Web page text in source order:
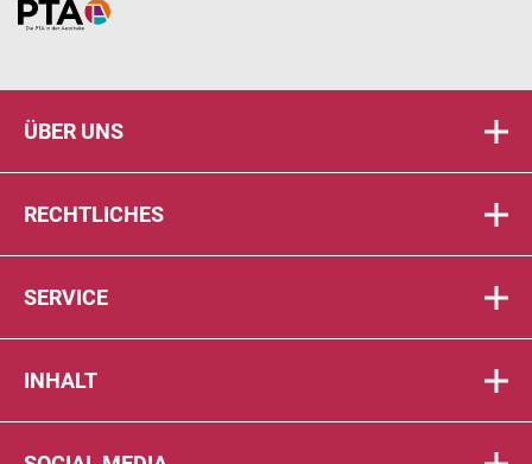
Home
ÜBER UNS
RECHTLICHES
SERVICE
INHALT